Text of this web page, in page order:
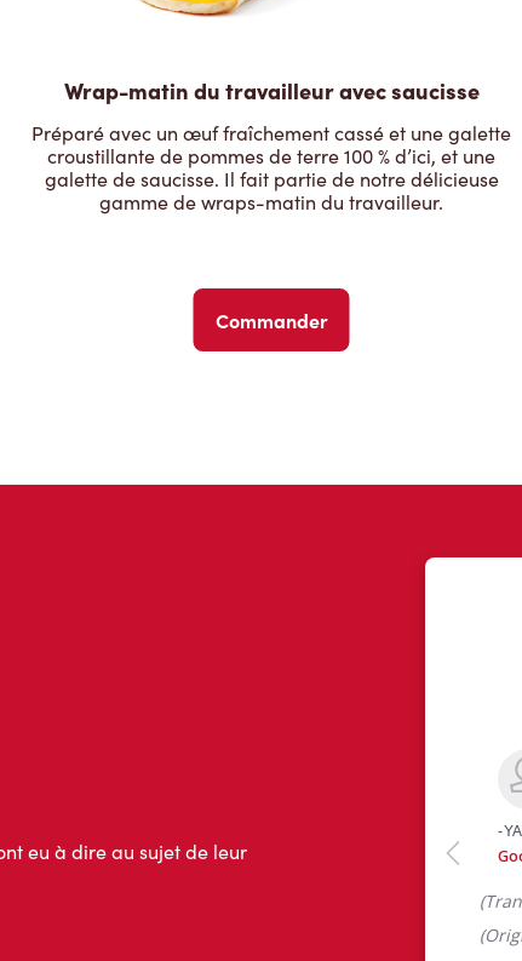
Wrap-matin du travailleur avec saucisse
Préparé avec un œuf fraîchement cassé et une galette
croustillante de pommes de terre 100 % d’ici, et une
galette de saucisse. Il fait partie de notre délicieuse
gamme de wraps-matin du travailleur.
Commander
eu à dire au sujet de leur